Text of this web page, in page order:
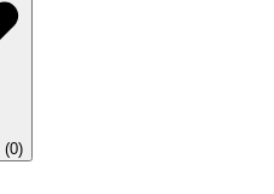
(0)